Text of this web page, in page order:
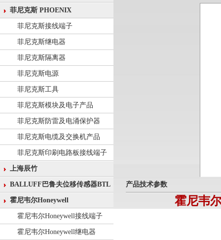
菲尼克斯 PHOENIX
菲尼克斯接线端子
菲尼克斯继电器
菲尼克斯隔离器
菲尼克斯电源
菲尼克斯工具
菲尼克斯模块及电子产品
菲尼克斯防雷及电涌保护器
菲尼克斯电缆及交换机产品
菲尼克斯印刷电路板接线端子
上海辰竹
BALLUFF巴鲁夫位移传感器BTL
霍尼韦尔Honeywell
霍尼韦尔Honeywell接线端子
霍尼韦尔Honeywell继电器
产品技术参数
霍尼韦